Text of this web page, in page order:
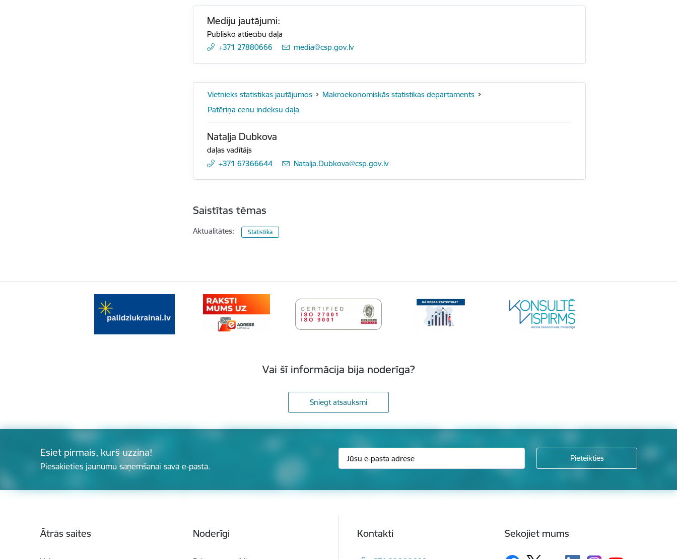
Mediju jautājumi:
Publisko attiecību daļa
+371 27880666
E-pasts:
media@csp.gov.lv
Vietnieks statistikas jautājumos
Makroekonomiskās statistikas departaments
Patēriņa cenu indeksu daļa
Nataļja Dubkova
daļas vadītājs
+371 67366644
E-pasts:
Natalja.Dubkova@csp.gov.lv
Saistītas tēmas
Aktualitātes: Statistika
Vai šī informācija bija noderīga?
Sniegt atsauksmi
Esiet pirmais, kurš uzzina!
Piesakieties jaunumu saņemšanai savā e-pastā.
Ātrās saites Noderīgi Kontakti Sekojiet mums